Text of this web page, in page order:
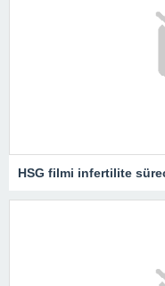
HSG filmi infertilite